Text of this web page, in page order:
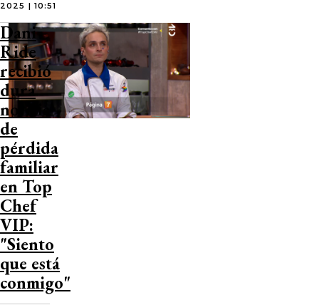
2025 | 10:51
Dani
Ride
recibió
dura
noticia
de
pérdida
familiar
en Top
Chef
VIP:
"Siento
que está
conmigo"